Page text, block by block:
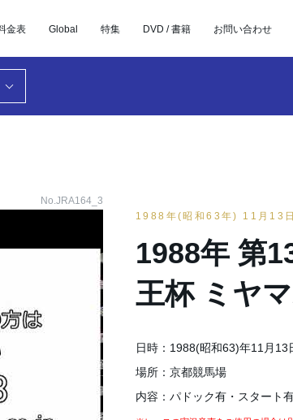
金表 Global 特集 DVD / 書籍 お問い合わせ
No.JRA164_3
1988年(昭和63年) 11月13
1988年 第
王杯 ミヤ
日時：1988(昭和63)年11月13
場所：京都競馬場
内容：パドック有・スタート